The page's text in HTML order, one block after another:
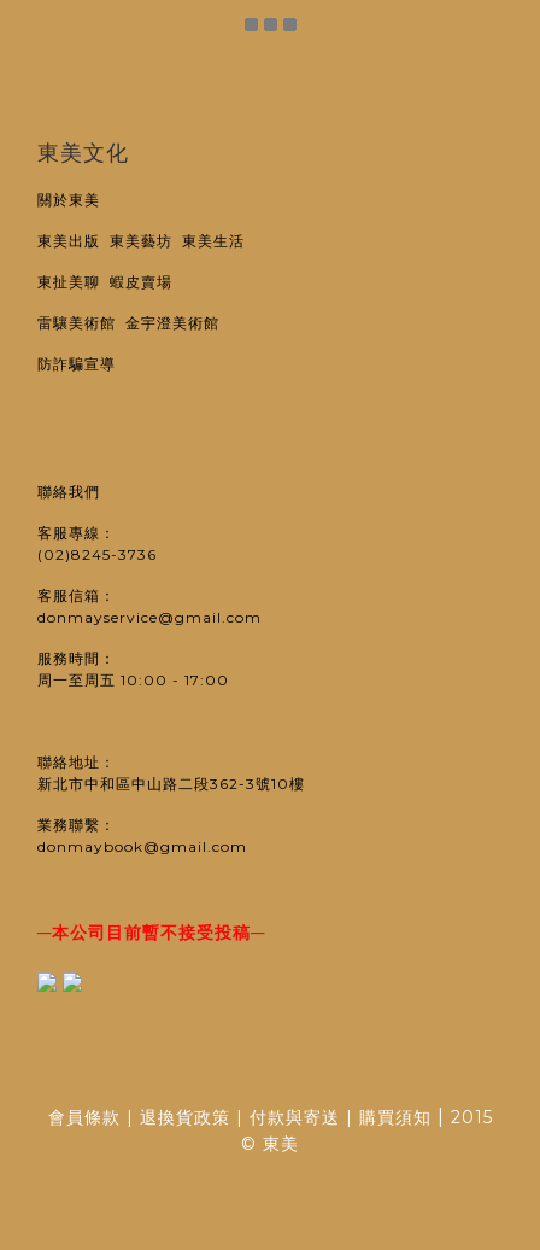
東美文化
關於東美
東美出版 東美藝坊 東美生活
東扯美聊 蝦皮賣場
雷驤美術館 金宇澄美術館
防詐騙宣導
聯絡我們
客服專線：
(02)8245-3736
客服信箱：
donmayservice@gmail.com
服務時間：
周一至周五 10:00 - 17:00
聯絡地址：
新北市中和區中山路二段362-3號10樓
業務聯繫：
donmaybook@gmail.com
─本公司目前暫不接受投稿─
會員條款 | 退換貨政策 | 付款與寄送 | 購買須知
2015
© 東美